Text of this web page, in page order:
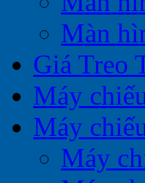
Màn
Giá Treo
Máy
Máy
Máy